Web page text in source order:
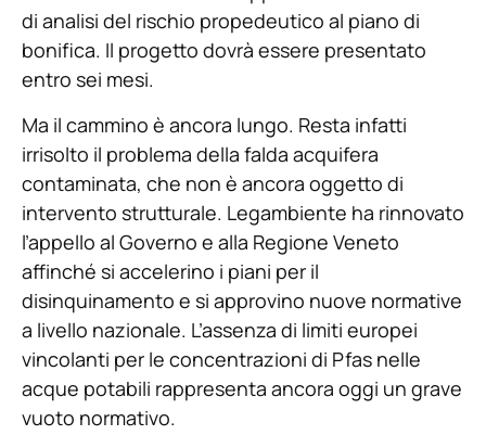
di analisi del rischio propedeutico al piano di
bonifica. Il progetto dovrà essere presentato
entro sei mesi.
Ma il cammino è ancora lungo. Resta infatti
irrisolto il problema della falda acquifera
contaminata, che non è ancora oggetto di
intervento strutturale. Legambiente ha rinnovato
l’appello al Governo e alla Regione Veneto
affinché si accelerino i piani per il
disinquinamento e si approvino nuove normative
a livello nazionale. L’assenza di limiti europei
vincolanti per le concentrazioni di Pfas nelle
acque potabili rappresenta ancora oggi un grave
vuoto normativo.